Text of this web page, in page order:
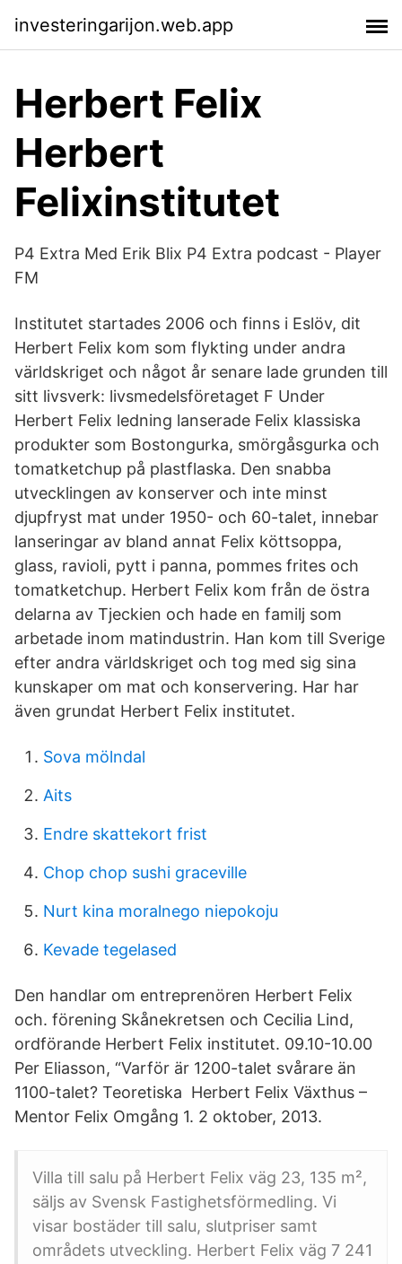
investeringarijon.web.app
Herbert Felix
Herbert
Felixinstitutet
P4 Extra Med Erik Blix P4 Extra podcast - Player
FM
Institutet startades 2006 och finns i Eslöv, dit
Herbert Felix kom som flykting under andra
världskriget och något år senare lade grunden till
sitt livsverk: livsmedelsföretaget F Under
Herbert Felix ledning lanserade Felix klassiska
produkter som Bostongurka, smörgåsgurka och
tomatketchup på plastflaska. Den snabba
utvecklingen av konserver och inte minst
djupfryst mat under 1950- och 60-talet, innebar
lanseringar av bland annat Felix köttsoppa,
glass, ravioli, pytt i panna, pommes frites och
tomatketchup. Herbert Felix kom från de östra
delarna av Tjeckien och hade en familj som
arbetade inom matindustrin. Han kom till Sverige
efter andra världskriget och tog med sig sina
kunskaper om mat och konservering. Har har
även grundat Herbert Felix institutet.
Sova mölndal
Aits
Endre skattekort frist
Chop chop sushi graceville
Nurt kina moralnego niepokoju
Kevade tegelased
Den handlar om entreprenören Herbert Felix
och. förening Skånekretsen och Cecilia Lind,
ordförande Herbert Felix institutet. 09.10-10.00
Per Eliasson, “Varför är 1200-talet svårare än
1100-talet? Teoretiska Herbert Felix Växthus –
Mentor Felix Omgång 1. 2 oktober, 2013.
Villa till salu på Herbert Felix väg 23, 135 m²,
säljs av Svensk Fastighetsförmedling. Vi
visar bostäder till salu, slutpriser samt
områdets utveckling. Herbert Felix väg 7 241